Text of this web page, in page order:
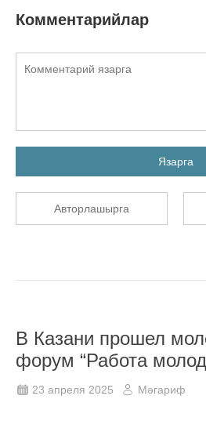
Комментарийлар
Язарга
Авторлашырга
В Казани прошел
форум “Работа
23 апреля 2025 Мәгариф